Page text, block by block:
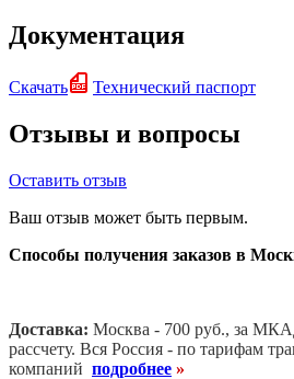
Документация
Скачать Технический паспорт
Отзывы и вопросы
Оставить отзыв
Ваш отзыв может быть первым.
Способы получения заказов в
Доставка: Москва - 700 руб., за
рассчету. Вся Россия - по тарифам
компаний подробнее »